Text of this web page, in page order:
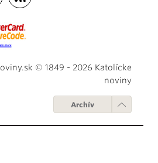
© 1849 - 2026 Katolícke
noviny
Archív